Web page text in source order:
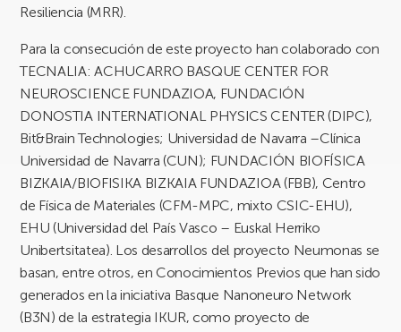
Resiliencia (MRR).
Para la consecución de este proyecto han colaborado con
TECNALIA: ACHUCARRO BASQUE CENTER FOR
NEUROSCIENCE FUNDAZIOA, FUNDACIÓN
DONOSTIA INTERNATIONAL PHYSICS CENTER (DIPC),
Bit&Brain Technologies; Universidad de Navarra –Clínica
Universidad de Navarra (CUN); FUNDACIÓN BIOFÍSICA
BIZKAIA/BIOFISIKA BIZKAIA FUNDAZIOA (FBB), Centro
de Física de Materiales (CFM-MPC, mixto CSIC-EHU),
EHU (Universidad del País Vasco – Euskal Herriko
Unibertsitatea). Los desarrollos del proyecto Neumonas se
basan, entre otros, en Conocimientos Previos que han sido
generados en la iniciativa Basque Nanoneuro Network
(B3N) de la estrategia IKUR, como proyecto de